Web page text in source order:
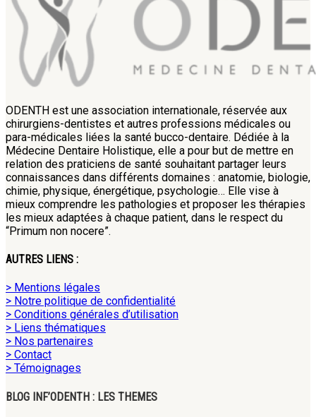
ODENTH est une association internationale, réservée aux
chirurgiens-dentistes et autres professions médicales ou
para-médicales liées la santé bucco-dentaire. Dédiée à la
Médecine Dentaire Holistique, elle a pour but de mettre en
relation des praticiens de santé souhaitant partager leurs
connaissances dans différents domaines : anatomie, biologie,
chimie, physique, énergétique, psychologie… Elle vise à
mieux comprendre les pathologies et proposer les thérapies
les mieux adaptées à chaque patient, dans le respect du
“Primum non nocere”.
AUTRES LIENS :
> Mentions légales
> Notre politique de confidentialité
> Conditions générales d’utilisation
> Liens thématiques
> Nos partenaires
> Contact
> Témoignages
BLOG INF’ODENTH : LES THEMES